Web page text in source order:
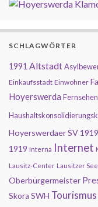
SCHLAGWÖRTER
1991 Altstadt
Einkaufsstadt Einwohner
Hoyerswerda Fernsehen
Hoyerswerdaer SV 1919
1919 Interna Internet
Lausitz-Center Lausitzer
Oberbürgermeister
Skora SWH Tourismus